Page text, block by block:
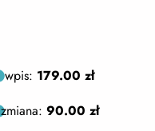
wpis: 179.00 zł
zmiana: 90.00 zł